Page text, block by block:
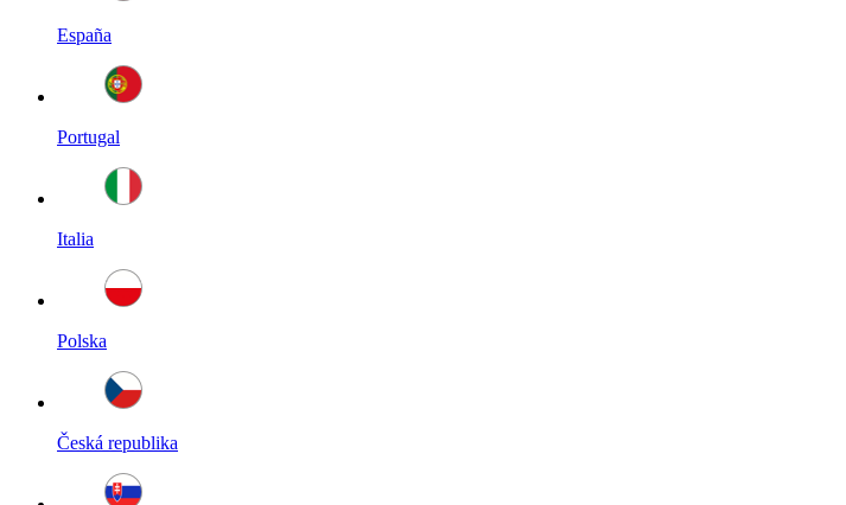
España
Portugal
Italia
Polska
Česká republika